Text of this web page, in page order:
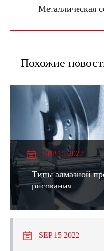
Металлическая
Похожие
SEP 15 2022
Типы алмазной
рисования
SEP 15 2022